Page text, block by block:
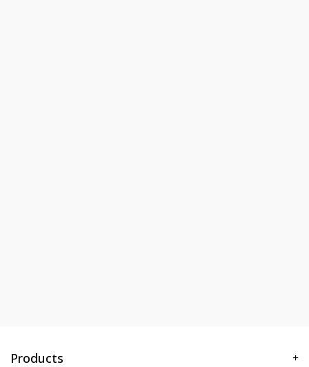
Products